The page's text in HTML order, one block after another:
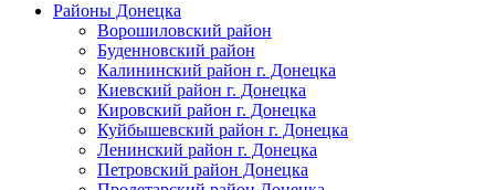
Районы Донецка
Ворошиловский район
Буденновский район
Калининский район г. Донецка
Киевский район г. Донецка
Кировский район г. Донецка
Куйбышевский район г. Донецка
Ленинский район г. Донецка
Петровский район Донецка